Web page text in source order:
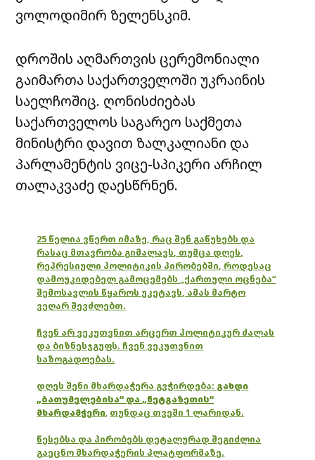
ვოლოდიმირ ზელენსკიმ.
დროშის აღმართვის ცერემონიალი
გაიმართა საქართველოში უკრაინის
საელჩოშიც. ღონისძიებას
საქართველოს საგარეო საქმეთა
მინისტრი დავით ზალკალიანი და
პარლამენტის ვიცე-სპიკერი არჩილ
თალაკვაძე დაესწრნენ.
25 წელია ვწერთ იმაზე, რაც შენ გაწუხებს და
რასაც მთავრობა გიმალავს, თუმცა დღეს,
რეპრესიული პოლიტიკის პირობებში, როდესაც
დამოუკიდებელ გამოცემებს „ქართული ოცნება“
შემოსავლის წყაროს უკეტავს, ამას მარტო
ვეღარ შევძლებთ.
ჩვენ არ ვეკუთვნით არცერთ პოლიტიკურ ძალას
და ბიზნესჯგუფს. ჩვენ ვეკუთვნით
საზოგადოებას.
დღეს შენი მხარდაჭერა გვჭირდება: გახდი
„ბათუმელებისა“ და „ნეტგაზეთის“
მხარდამჭერი, თუნდაც თვეში 1 ლარიდან.
წესებსა და პირობებს დეტალურად შეგიძლია
გაეცნო მხარდაჭერის პლატფორმაზე.